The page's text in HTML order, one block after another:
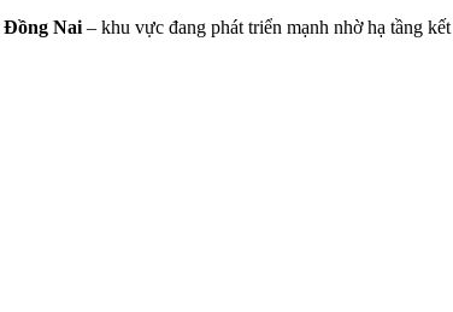
Đồng Nai– khu vực đang phát triển mạnh nhờ hạ tầng